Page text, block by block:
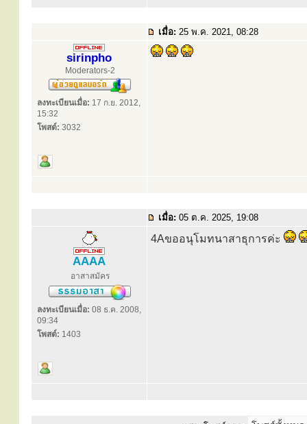
เมื่อ: 25 พ.ค. 2021, 08:28
sirinpho
Moderators-2
ลงทะเบียนเมื่อ: 17 ก.ย. 2012,
15:32
โพสต์: 3032
เมื่อ: 05 ต.ค. 2025, 19:08
AAAA
อาสาสมัคร
ลงทะเบียนเมื่อ: 08 ธ.ค. 2008,
09:34
โพสต์: 1403
4Aขออนุโมทนาสาธุการค่ะ